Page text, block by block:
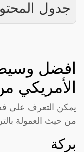
جدول
افضل
الأمريكي
يمكن التعرف على
من حيث العمولة
بركة